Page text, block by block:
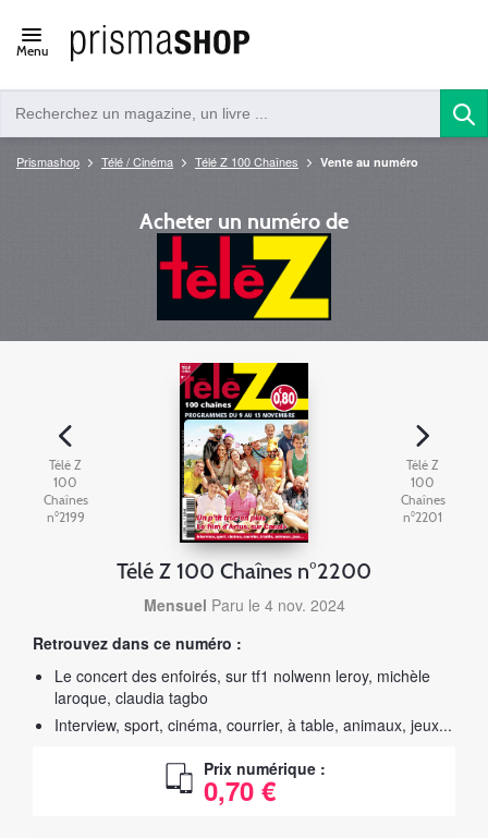
Open/close
navigation
Menu
Prismashop Télé / Cinéma Télé Z 100 Chaînes Vente au numéro
Acheter un numéro de
Télé Z
100
Chaînes
n°2199
Télé Z 100 Chaînes n°2200
Mensuel Paru le 4 nov. 2024
Retrouvez dans ce numéro :
Le concert des enfoirés, sur tf1 nolwenn leroy, michèle
laroque, claudia tagbo
Interview, sport, cinéma, courrier, à table, animaux, jeux...
Prix numérique :
0,70 €
Télé Z
100
Chaînes
n°2201